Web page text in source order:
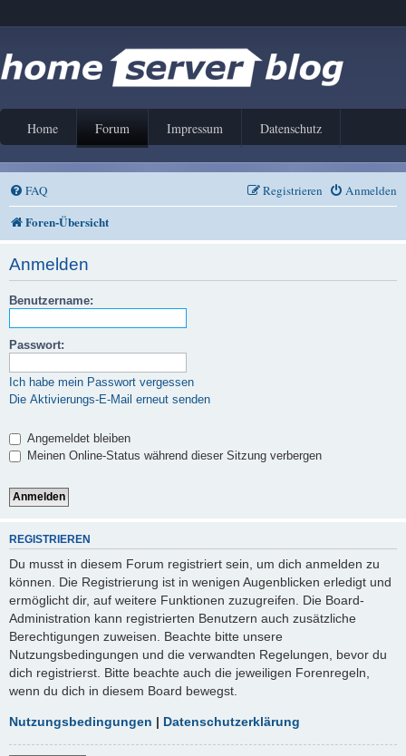
Home Forum Impressum Datenschutz
FAQ Anmelden
Registrieren
Foren-Übersicht
Anmelden
Benutzername:
Passwort:
Ich habe mein Passwort vergessen
Die Aktivierungs-E-Mail erneut senden
Angemeldet bleiben
Meinen Online-Status während dieser Sitzung verbergen
REGISTRIEREN
Du musst in diesem Forum registriert sein, um dich anmelden zu
können. Die Registrierung ist in wenigen Augenblicken erledigt und
ermöglicht dir, auf weitere Funktionen zuzugreifen. Die Board-
Administration kann registrierten Benutzern auch zusätzliche
Berechtigungen zuweisen. Beachte bitte unsere
Nutzungsbedingungen und die verwandten Regelungen, bevor du
dich registrierst. Bitte beachte auch die jeweiligen Forenregeln,
wenn du dich in diesem Board bewegst.
Nutzungsbedingungen | Datenschutzerklärung